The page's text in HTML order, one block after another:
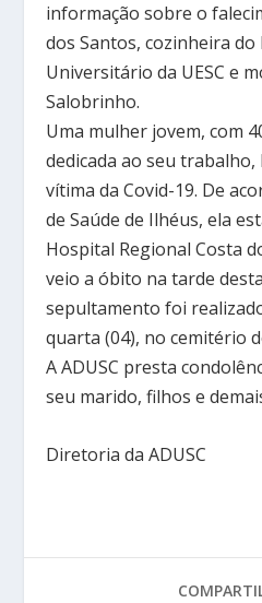
informação sobre o
dos Santos, cozinheira
Universitário da UESC e
Salobrinho.
Uma mulher jovem, com
dedicada ao seu trabalho,
vítima da Covid-19. De
de Saúde de Ilhéus, ela
Hospital Regional Costa
veio a óbito na tarde
sepultamento foi
quarta (04), no cemitério
A ADUSC presta
seu marido, filhos e
Diretoria da ADUSC